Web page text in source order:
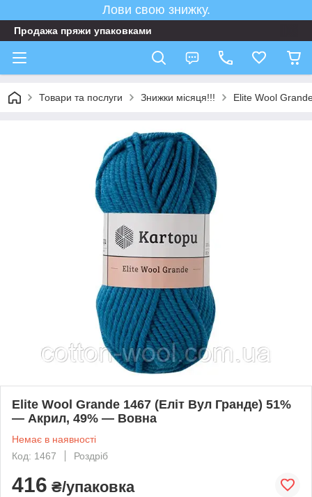
Лови свою знижку.
Продажа пряжи упаковками
Товари та послуги Знижки місяця!!! Elite Wool
Elite Wool Grande 1467 (Еліт Вул Гранде) 51%
— Акрил, 49% — Вовна
Немає в наявності
Код: 1467
Роздріб
416 ₴/упаковка